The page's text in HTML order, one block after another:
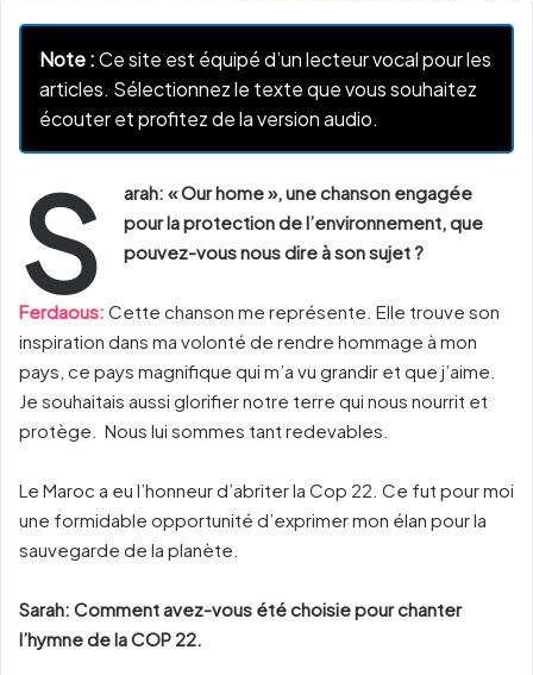
Note :Ce site est équipé d’un lecteur vocal pour les
articles. Sélectionnez le texte que vous souhaitez
écouter et profitez de la version audio.
S
arah: « Our home », une chanson engagée
pour la protection de l’environnement, que
pouvez-vous nous dire à son sujet ?
Ferdaous: Cette chanson me représente. Elle trouve son
inspiration dans ma volonté de rendre hommage à mon
pays, ce pays magnifique qui m’a vu grandir et que j’aime.
Je souhaitais aussi glorifier notre terre qui nous nourrit et
protège. Nous lui sommes tant redevables.
Le Maroc a eu l’honneur d’abriter la Cop 22. Ce fut pour moi
une formidable opportunité d’exprimer mon élan pour la
sauvegarde de la planète.
Sarah: Comment avez-vous été choisie pour chanter
l’hymne de la COP 22.